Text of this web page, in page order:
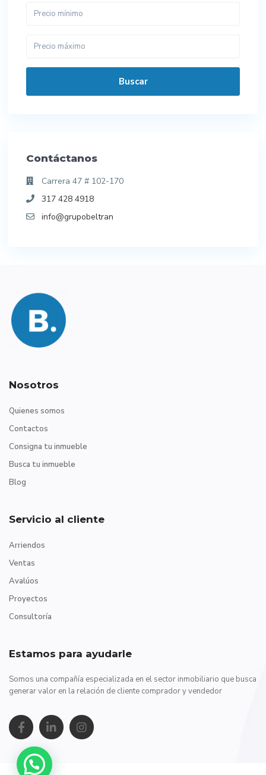
Buscar
Contáctanos
Carrera 47 # 102-170
317 428 4918
info@grupobeltran
Nosotros
Quienes somos
Contactos
Consigna tu inmueble
Busca tu inmueble
Blog
Servicio al cliente
Arriendos
Ventas
Avalúos
Proyectos
Consultoría
Estamos para ayudarle
Somos una compañía especializada en el sector inmobiliario que busca
generar valor en la relación de cliente comprador y vendedor